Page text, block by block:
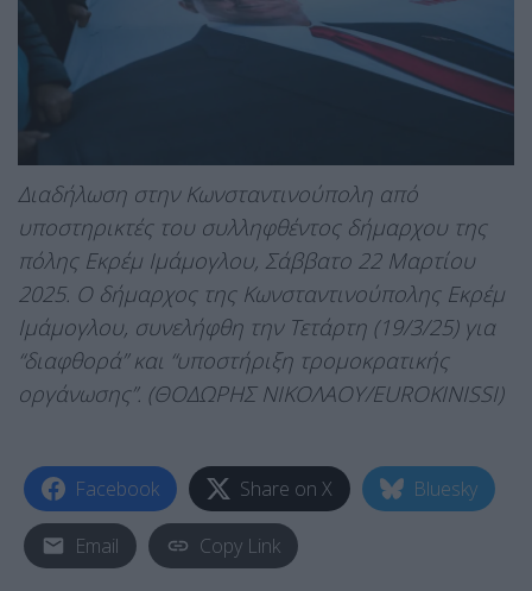
Διαδήλωση στην Κωνσταντινούπολη από
υποστηρικτές του συλληφθέντος δήμαρχου της
πόλης Εκρέμ Ιμάμογλου, Σάββατο 22 Μαρτίου
2025. Ο δήμαρχος της Κωνσταντινούπολης Εκρέμ
Ιμάμογλου, συνελήφθη την Τετάρτη (19/3/25) για
“διαφθορά” και “υποστήριξη τρομοκρατικής
οργάνωσης”. (ΘΟΔΩΡΗΣ ΝΙΚΟΛΑΟΥ/EUROKINISSI)
Facebook Share on X Bluesky
Email Copy Link